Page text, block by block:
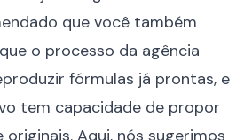
que você também
o processo da agência
fórmulas já prontas, e
tem capacidade de propor
Aqui, nós sugerimos